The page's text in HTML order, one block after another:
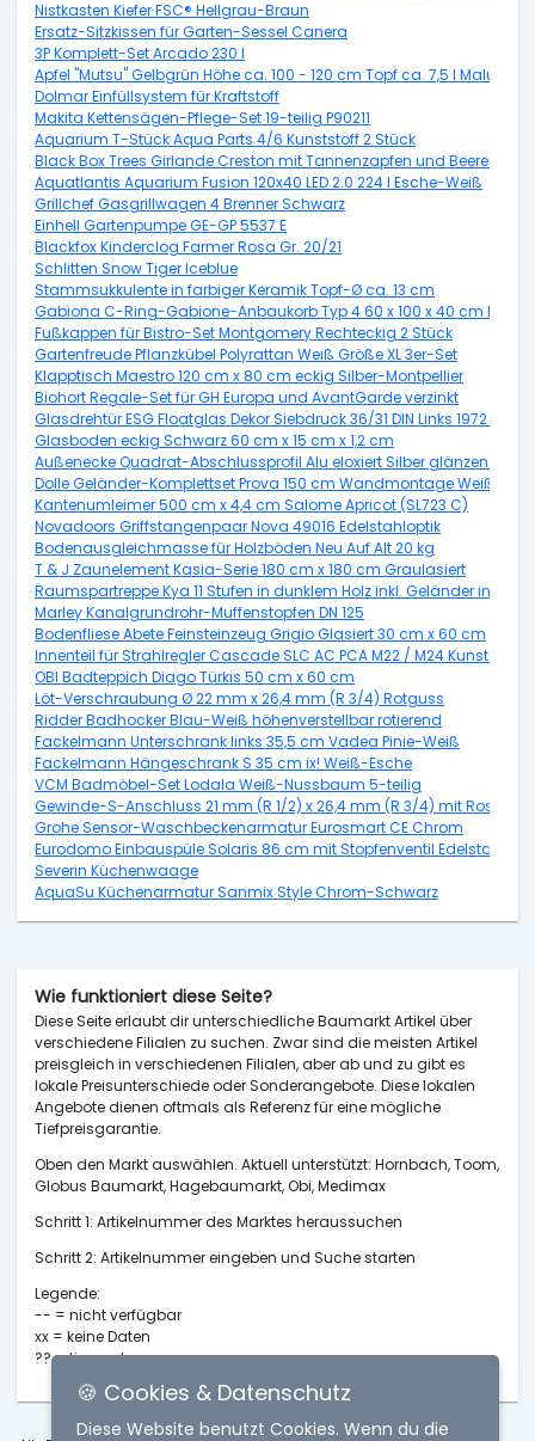
Nistkasten Kiefer FSC® Hellgrau-Braun
Ersatz-Sitzkissen für Garten-Sessel Canera
3P Komplett-Set Arcado 230 l
Apfel "Mutsu" Gelbgrün Höhe ca. 100 - 120 cm Topf ca. 7,5 l Malus
Dolmar Einfüllsystem für Kraftstoff
Makita Kettensägen-Pflege-Set 19-teilig P90211
Aquarium T-Stück Aqua Parts 4/6 Kunststoff 2 Stück
Black Box Trees Girlande Creston mit Tannenzapfen und Beeren
Aquatlantis Aquarium Fusion 120x40 LED 2.0 224 l Esche-Weiß
Grillchef Gasgrillwagen 4 Brenner Schwarz
Einhell Gartenpumpe GE-GP 5537 E
Blackfox Kinderclog Farmer Rosa Gr. 20/21
Schlitten Snow Tiger Iceblue
Stammsukkulente in farbiger Keramik Topf-Ø ca. 13 cm
Gabiona C-Ring-Gabione-Anbaukorb Typ 4 60 x 100 x 40 cm
Fußkappen für Bistro-Set Montgomery Rechteckig 2 Stück
Gartenfreude Pflanzkübel Polyrattan Weiß Größe XL 3er-Set
Klapptisch Maestro 120 cm x 80 cm eckig Silber-Montpellier
Biohort Regale-Set für GH Europa und AvantGarde verzinkt
Glasdrehtür ESG Floatglas Dekor Siebdruck 36/31 DIN Links 1972 x
Glasboden eckig Schwarz 60 cm x 15 cm x 1,2 cm
Außenecke Quadrat-Abschlussprofil Alu eloxiert Silber glänzend 10
Dolle Geländer-Komplettset Prova 150 cm Wandmontage Weiß
Kantenumleimer 500 cm x 4,4 cm Salome Apricot (SL723 C)
Novadoors Griffstangenpaar Nova 49016 Edelstahloptik
Bodenausgleichmasse für Holzböden Neu Auf Alt 20 kg
T & J Zaunelement Kasia-Serie 180 cm x 180 cm Graulasiert
Raumspartreppe Kya 11 Stufen in dunklem Holz inkl. Geländer in Grau
Marley Kanalgrundrohr-Muffenstopfen DN 125
Bodenfliese Abete Feinsteinzeug Grigio Glasiert 30 cm x 60 cm
Innenteil für Strahlregler Cascade SLC AC PCA M22 / M24 Kunststoff
OBI Badteppich Diago Türkis 50 cm x 60 cm
Löt-Verschraubung Ø 22 mm x 26,4 mm (R 3/4) Rotguss
Ridder Badhocker Blau-Weiß höhenverstellbar rotierend
Fackelmann Unterschrank links 35,5 cm Vadea Pinie-Weiß
Fackelmann Hängeschrank S 35 cm ix! Weiß-Esche
VCM Badmöbel-Set Lodala Weiß-Nussbaum 5-teilig
Gewinde-S-Anschluss 21 mm (R 1/2) x 26,4 mm (R 3/4) mit Rosette
Grohe Sensor-Waschbeckenarmatur Eurosmart CE Chrom
Eurodomo Einbauspüle Solaris 86 cm mit Stopfenventil Edelstahl
Severin Küchenwaage
AquaSu Küchenarmatur Sanmix Style Chrom-Schwarz
Wie funktioniert diese Seite?
Diese Seite erlaubt dir unterschiedliche Baumarkt Artikel über
verschiedene Filialen zu suchen. Zwar sind die meisten Artikel
preisgleich in verschiedenen Filialen, aber ab und zu gibt es
lokale Preisunterschiede oder Sonderangebote. Diese lokalen
Angebote dienen oftmals als Referenz für eine mögliche
Tiefpreisgarantie.
Oben den Markt auswählen. Aktuell unterstützt: Hornbach, Toom,
Globus Baumarkt, Hagebaumarkt, Obi, Medimax
Schritt 1: Artikelnummer des Marktes heraussuchen
Schritt 2: Artikelnummer eingeben und Suche starten
Legende:
-- = nicht verfügbar
xx = keine Daten
?? = timeout
🍪 Cookies & Datenschutz
Diese Website benutzt Cookies. Wenn du die